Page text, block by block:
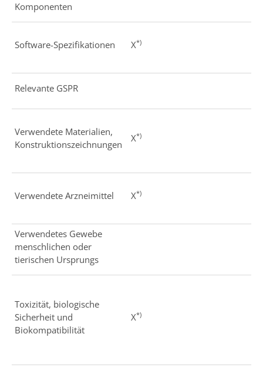
Komponenten
Software-Spezifikationen X*)
Relevante GSPR
Verwendete Materialien,
Konstruktionszeichnungen
X*)
Verwendete Arzneimittel X*)
Verwendetes Gewebe
menschlichen oder
tierischen Ursprungs
Toxizität, biologische
Sicherheit und
Biokompatibilität
X*)